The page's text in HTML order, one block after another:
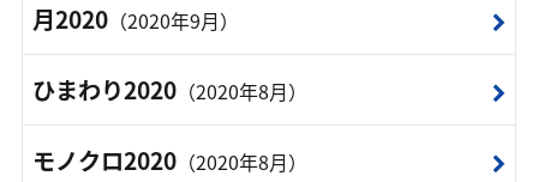
月2020（2020年9月）
ひまわり2020（2020年8月）
モノクロ2020（2020年8月）